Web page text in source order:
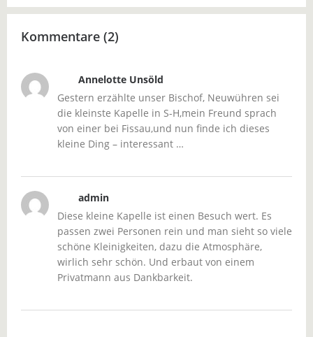
Kommentare (2)
Annelotte Unsöld
Gestern erzählte unser Bischof, Neuwühren sei
die kleinste Kapelle in S-H,mein Freund sprach
von einer bei Fissau,und nun finde ich dieses
kleine Ding – interessant …
admin
Diese kleine Kapelle ist einen Besuch wert. Es
passen zwei Personen rein und man sieht so viele
schöne Kleinigkeiten, dazu die Atmosphäre,
wirlich sehr schön. Und erbaut von einem
Privatmann aus Dankbarkeit.